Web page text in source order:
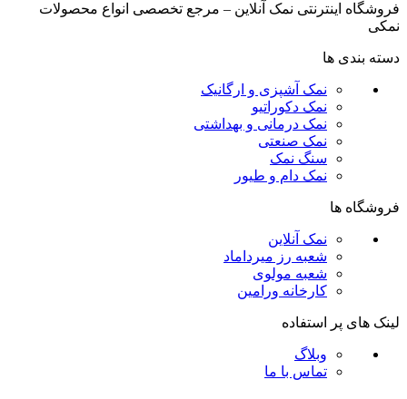
فروشگاه اینترنتی نمک آنلاین – مرجع تخصصی انواع محصولات
نمکی
دسته بندی ها
نمک آشپزی و ارگانیک
نمک دکوراتیو
نمک درمانی و بهداشتی
نمک صنعتی
سنگ نمک
نمک دام و طیور
فروشگاه ها
نمک آنلاین
شعبه رز میرداماد
شعبه مولوی
کارخانه ورامین
لینک های پر استفاده
وبلاگ
تماس با ما